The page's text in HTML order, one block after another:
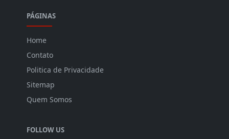
PÁGINAS
Home
Contato
Politica de Privacidade
Sitemap
Quem Somos
FOLLOW US